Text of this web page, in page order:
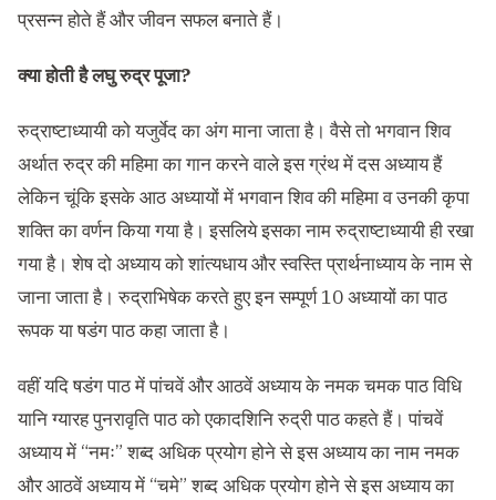
प्रसन्न होते हैं और जीवन सफल बनाते हैं।
क्या होती है लघु रुद्र पूजा?
रुद्राष्टाध्यायी को यजुर्वेद का अंग माना जाता है। वैसे तो भगवान शिव
अर्थात रुद्र की महिमा का गान करने वाले इस ग्रंथ में दस अध्याय हैं
लेकिन चूंकि इसके आठ अध्यायों में भगवान शिव की महिमा व उनकी कृपा
शक्ति का वर्णन किया गया है। इसलिये इसका नाम रुद्राष्टाध्यायी ही रखा
गया है। शेष दो अध्याय को शांत्यधाय और स्वस्ति प्रार्थनाध्याय के नाम से
जाना जाता है। रुद्राभिषेक करते हुए इन सम्पूर्ण 10 अध्यायों का पाठ
रूपक या षडंग पाठ कहा जाता है।
वहीं यदि षडंग पाठ में पांचवें और आठवें अध्याय के नमक चमक पाठ विधि
यानि ग्यारह पुनरावृति पाठ को एकादशिनि रुद्री पाठ कहते हैं। पांचवें
अध्याय में “नमः” शब्द अधिक प्रयोग होने से इस अध्याय का नाम नमक
और आठवें अध्याय में “चमे” शब्द अधिक प्रयोग होने से इस अध्याय का